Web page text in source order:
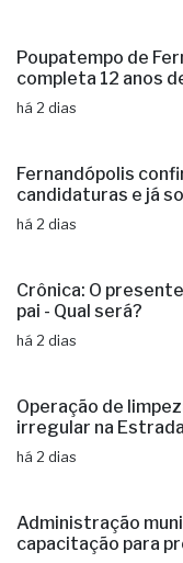
Poupatempo de
completa 12 anos
há 2 dias
Fernandópolis
candidaturas e já
há 2 dias
Crônica: O
pai - Qual será?
há 2 dias
Operação de
irregular na
há 2 dias
Administração
capacitação para